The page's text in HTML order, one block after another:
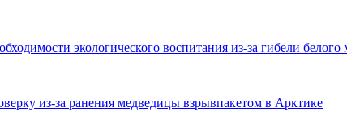
экологического воспитания из-за гибели белого
из-за ранения медведицы взрывпакетом в Арктике